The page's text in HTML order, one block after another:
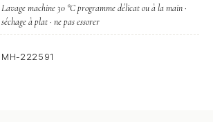
Lavage machine 30 °C programme délicat ou à la main ·
séchage à plat · ne pas essorer
MH-222591